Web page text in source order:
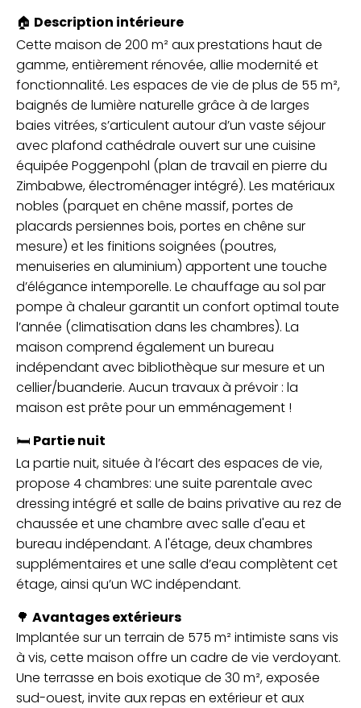
🏠 Description intérieure
Cette maison de 200 m² aux prestations haut de
gamme, entièrement rénovée, allie modernité et
fonctionnalité. Les espaces de vie de plus de 55 m²,
baignés de lumière naturelle grâce à de larges
baies vitrées, s’articulent autour d’un vaste séjour
avec plafond cathédrale ouvert sur une cuisine
équipée Poggenpohl (plan de travail en pierre du
Zimbabwe, électroménager intégré). Les matériaux
nobles (parquet en chêne massif, portes de
placards persiennes bois, portes en chêne sur
mesure) et les finitions soignées (poutres,
menuiseries en aluminium) apportent une touche
d’élégance intemporelle. Le chauffage au sol par
pompe à chaleur garantit un confort optimal toute
l’année (climatisation dans les chambres). La
maison comprend également un bureau
indépendant avec bibliothèque sur mesure et un
cellier/buanderie. Aucun travaux à prévoir : la
maison est prête pour un emménagement !
🛏️ Partie nuit
La partie nuit, située à l’écart des espaces de vie,
propose 4 chambres: une suite parentale avec
dressing intégré et salle de bains privative au rez de
chaussée et une chambre avec salle d'eau et
bureau indépendant. A l'étage, deux chambres
supplémentaires et une salle d’eau complètent cet
étage, ainsi qu’un WC indépendant.
🌳 Avantages extérieurs
Implantée sur un terrain de 575 m² intimiste sans vis
à vis, cette maison offre un cadre de vie verdoyant.
Une terrasse en bois exotique de 30 m², exposée
sud-ouest, invite aux repas en extérieur et aux